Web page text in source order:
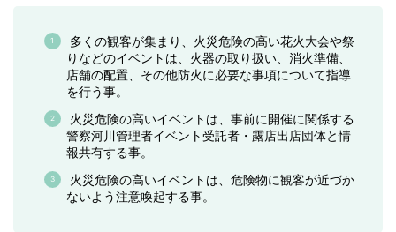
多くの観客が集まり、火災危険の高い花火大会や祭
りなどのイベントは、火器の取り扱い、消火準備、
店舗の配置、その他防火に必要な事項について指導
を行う事。
火災危険の高いイベントは、事前に開催に関係する
警察河川管理者イベント受託者・露店出店団体と情
報共有する事。
火災危険の高いイベントは、危険物に観客が近づか
ないよう注意喚起する事。